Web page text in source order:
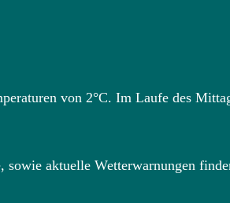
von 2°C. Im Laufe des
sowie aktuelle Wetterwarnungen